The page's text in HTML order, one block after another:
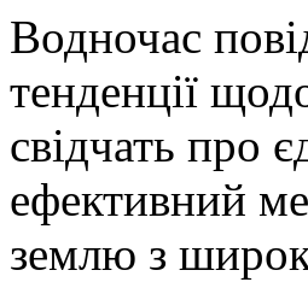
Водночас
тенденції
свідчать про
ефективний
землю з